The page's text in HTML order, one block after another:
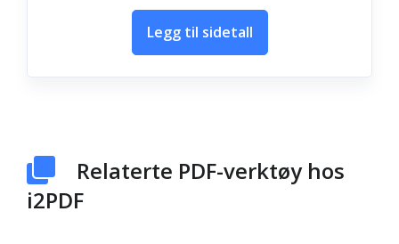
Legg til sidetall
Relaterte PDF-verktøy hos
i2PDF